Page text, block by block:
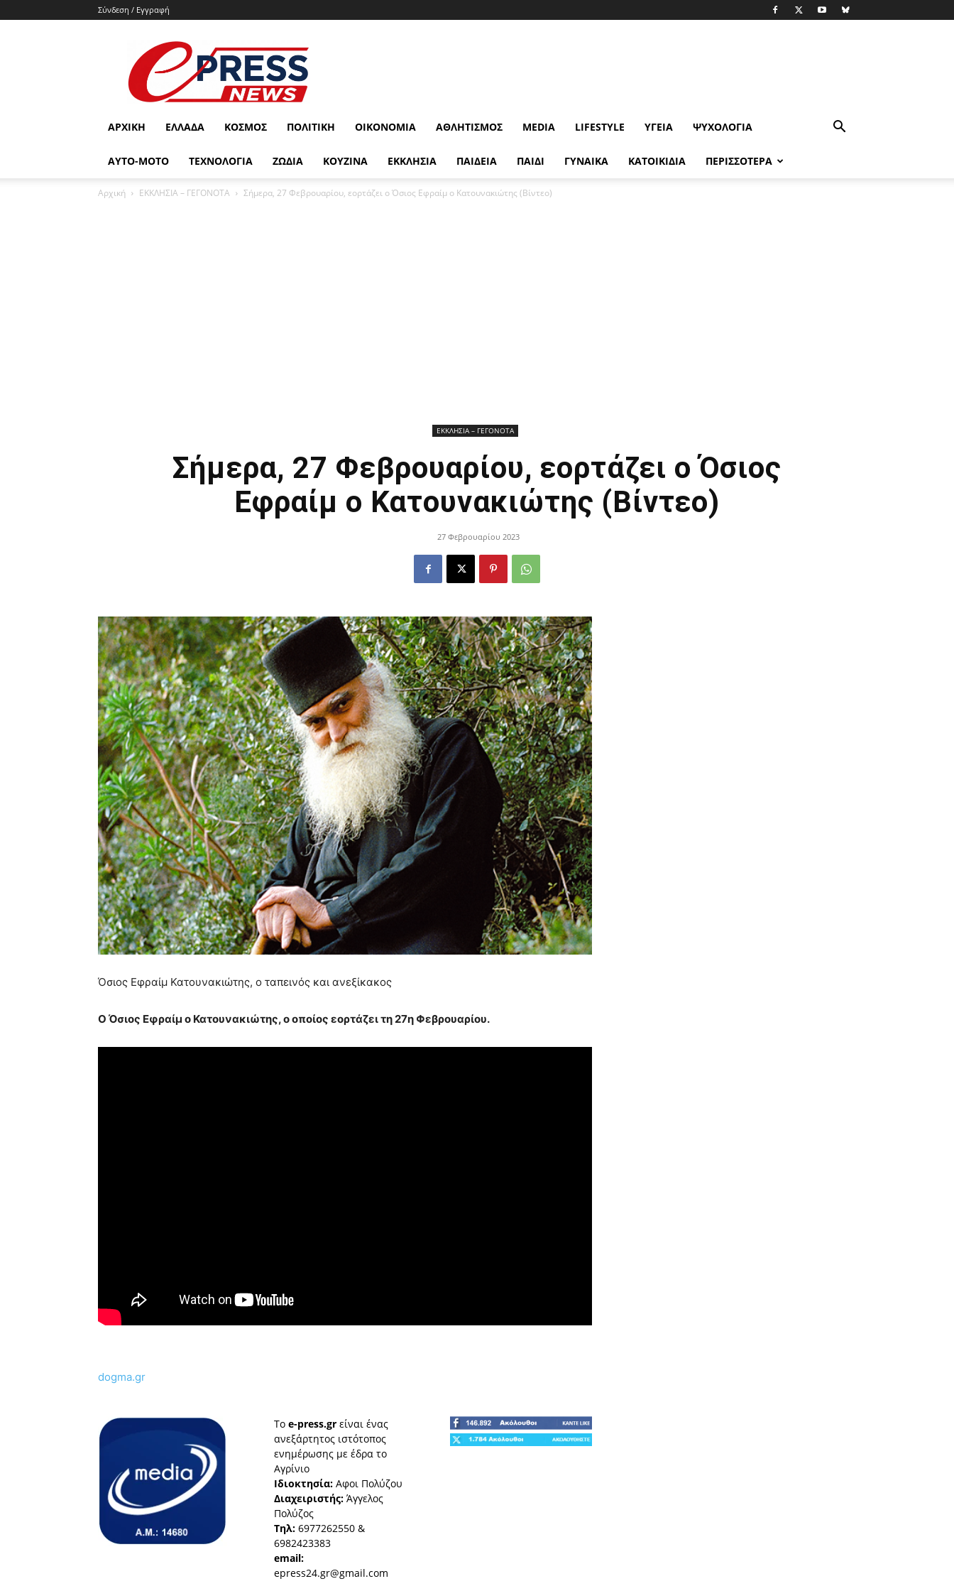
Σύνδεση / Εγγραφή
e-
press.gr
ΑΡΧΙΚΉ ΕΛΛΆΔΑ ΚΌΣΜΟΣ ΠΟΛΙΤΙΚΉ ΟΙΚΟΝΟΜΊΑ ΑΘΛΗΤΙΣΜΌΣ MEDIA LIFESTYLE ΥΓΕΊΑ ΨΥΧΟΛΟΓΙΑ
ΑΥΤΟ-ΜΟΤΟ ΤΕΧΝΟΛΟΓΙΑ ΖΩΔΙΑ ΚΟΥΖΙΝΑ ΕΚΚΛΗΣΙΑ ΠΑΙΔΕΙΑ ΠΑΙΔΙ ΓΥΝΑΙΚΑ ΚΑΤΟΙΚΙΔΙΑ ΠΕΡΙΣΣΟΤΕΡΑ
Αρχική ΕΚΚΛΗΣΙΑ – ΓΕΓΟΝΟΤΑ Σήμερα, 27 Φεβρουαρίου, εορτάζει ο Όσιος Εφραίμ ο Κατουνακιώτης (Βίντεο)
ΕΚΚΛΗΣΙΑ – ΓΕΓΟΝΟΤΑ
Σήμερα, 27 Φεβρουαρίου, εορτάζει ο Όσιος
Εφραίμ ο Κατουνακιώτης (Βίντεο)
27 Φεβρουαρίου 2023
Όσιος Εφραίμ Κατουνακιώτης, ο ταπεινός και ανεξίκακος
Ο Όσιος Εφραίμ ο Κατουνακιώτης, ο οποίος εορτάζει τη 27η Φεβρουαρίου.
dogma.gr
Το e-press.gr είναι ένας
ανεξάρτητος ιστότοπος
ενημέρωσης με έδρα το
Αγρίνιο
Ιδιοκτησία: Αφοι Πολύζου
Διαχειριστής: Άγγελος
Πολύζος
Τηλ: 6977262550 &
6982423383
email:
epress24.gr@gmail.com